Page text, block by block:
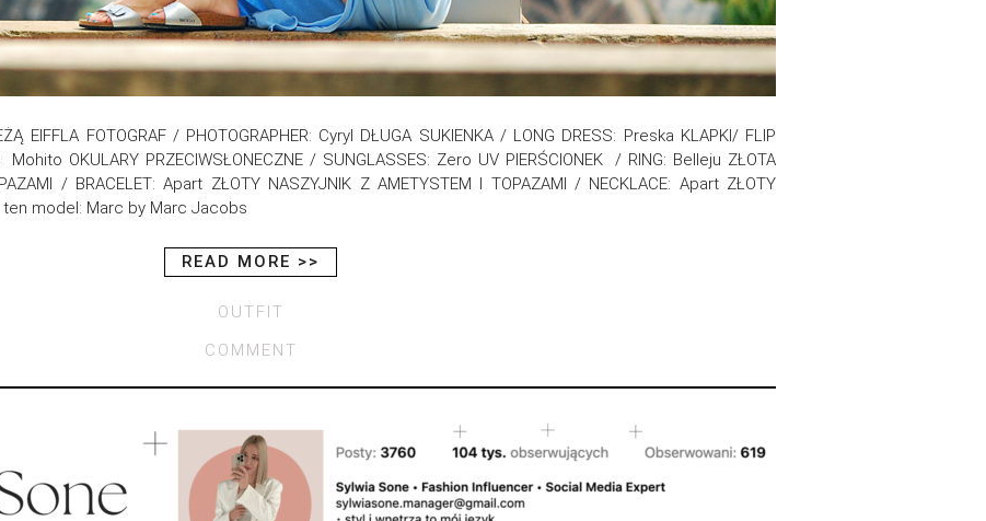
EIFFLA FOTOGRAF / PHOTOGRAPHER: Cyryl DŁUGA SUKIENKA / LONG DRESS: Preska KLAPKI/ FLIP
OKULARY PRZECIWSŁONECZNE / SUNGLASSES: Zero UV PIERŚCIONEK / RING: Belleju ZŁOTA
/ BRACELET: Apart ZŁOTY NASZYJNIK Z AMETYSTEM I TOPAZAMI / NECKLACE: Apart ZŁOTY
ten model: Marc by Marc Jacobs
READ MORE >>
OUTFIT
COMMENT